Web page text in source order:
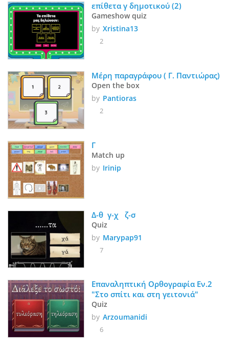
επίθετα γ δημοτικού (2)
Gameshow quiz
by Xristina13
2
Μέρη παραγράφου ( Γ. Παντιώρας)
Open the box
by Pantioras
2
Γ
Match up
by Irinip
Δ-θ  γ-χ   ζ-σ
Quiz
by Marypap91
7
Επαναληπτική Ορθογραφία Εν.2
"Στο σπίτι και στη γειτονιά"
Quiz
by Arzoumanidi
6